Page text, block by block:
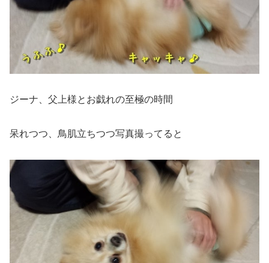
ジーナ、父上様とお戯れの至極の時間
呆れつつ、鳥肌立ちつつ写真撮ってると